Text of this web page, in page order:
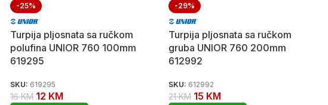
-25%
Turpija pljosnata sa ručkom
polufina UNIOR 760 100mm
619295
SKU: 619295
16KM 12 KM
-29%
Turpija pljosnata sa ručkom
gruba UNIOR 760 200mm
612992
SKU: 612992
21KM 15 KM